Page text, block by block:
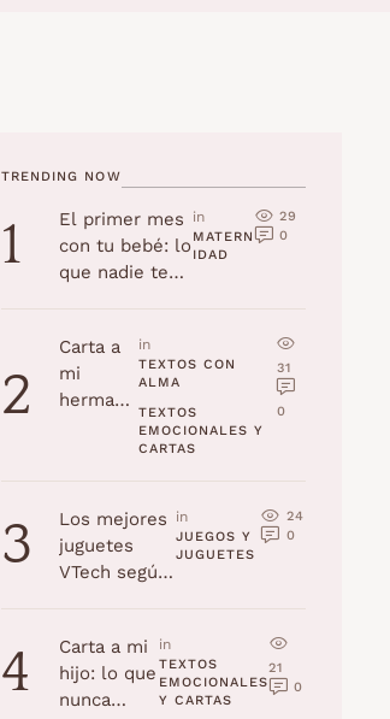
TRENDING NOW
1
El primer mes
con tu bebé: lo
que nadie te
in
MATERN
IDAD
29
0
2
Carta a
mi
hermana
in
TEXTOS CON
ALMA
TEXTOS
EMOCIONALES Y
CARTAS
31
0
3
Los mejores
juguetes
VTech según
2025)
in
JUEGOS Y
JUGUETES
24
0
4
Carta a mi
hijo: lo que
nunca
in
TEXTOS
EMOCIONALES
Y CARTAS
21
0